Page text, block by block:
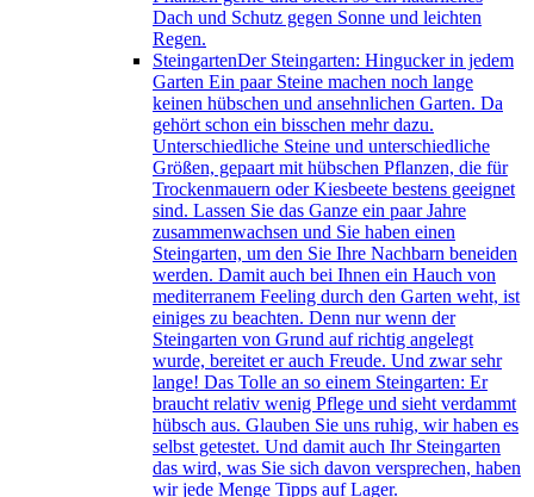
Dach und Schutz gegen Sonne und leichten
Regen.
SteingartenDer Steingarten: Hingucker in jedem
Garten Ein paar Steine machen noch lange
keinen hübschen und ansehnlichen Garten. Da
gehört schon ein bisschen mehr dazu.
Unterschiedliche Steine und unterschiedliche
Größen, gepaart mit hübschen Pflanzen, die für
Trockenmauern oder Kiesbeete bestens geeignet
sind. Lassen Sie das Ganze ein paar Jahre
zusammenwachsen und Sie haben einen
Steingarten, um den Sie Ihre Nachbarn beneiden
werden. Damit auch bei Ihnen ein Hauch von
mediterranem Feeling durch den Garten weht, ist
einiges zu beachten. Denn nur wenn der
Steingarten von Grund auf richtig angelegt
wurde, bereitet er auch Freude. Und zwar sehr
lange! Das Tolle an so einem Steingarten: Er
braucht relativ wenig Pflege und sieht verdammt
hübsch aus. Glauben Sie uns ruhig, wir haben es
selbst getestet. Und damit auch Ihr Steingarten
das wird, was Sie sich davon versprechen, haben
wir jede Menge Tipps auf Lager.